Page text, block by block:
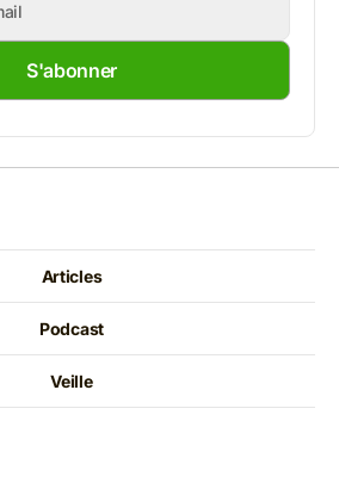
S'abonner
Articles
Podcast
Veille